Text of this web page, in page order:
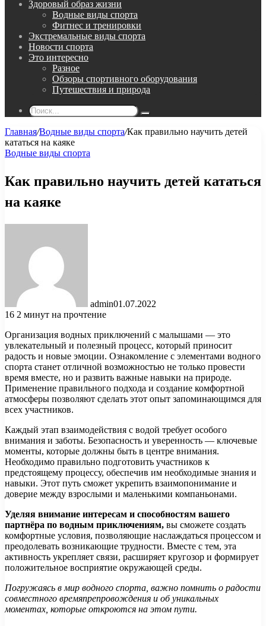
Здоровый образ жизни
Водные виды спорта
Фитнес и тренировки
Экстремальные виды спорта
Новости спорта
Это интересно
Разное
Обзоры спортивного оборудования
Путешествия и природа
Поиск...
Главная/Водные виды спорта/Как правильно научить детей
кататься на каяке
Водные виды спорта
Как правильно научить детей кататься
на каяке
admin01.07.2022
16 2 минут на прочтение
Организация водных приключений с малышами — это
увлекательный и полезный процесс, который приносит
радость и новые эмоции. Ознакомление с элементами водного
спорта станет отличной возможностью не только провести
время вместе, но и развить важные навыки на природе.
Применение правильного подхода и создание комфортной
атмосферы позволяют сделать этот опыт запоминающимся для
всех участников.
Каждый этап взаимодействия с водой требует особого
внимания и заботы. Безопасность и уверенность — ключевые
моменты, которые должны быть в центре внимания.
Необходимо правильно подготовить участников к
предстоящему процессу, обеспечив им необходимые знания и
навыки. Этот путь сможет укрепить взаимопонимание и
доверие между взрослыми и маленькими компаньонами.
Уделяя внимание интересам и способностям вашего
партнёра по водным приключениям, вы сможете создать
комфортные условия, позволяющие наслаждаться процессом и
преодолевать возникающие трудности. Вместе с тем, эта
активность укрепляет связи, расширяет кругозор и формирует
положительное восприятие окружающей среды.
Погружаясь в мир водного спорта, важно помнить о радости
совместного времяпрепровождения и об уникальных
моментах, которые откроются на этом пути.